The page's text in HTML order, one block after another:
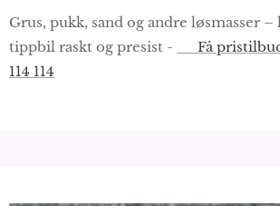
Grus, pukk, sand og andre løsmasser
tippbil raskt og presist -
🔘 Få
114 114